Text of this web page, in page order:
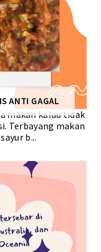
ANTI GAGAL
makan kalau tidak
Terbayang makan
b...